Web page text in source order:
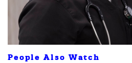
People Also Watch